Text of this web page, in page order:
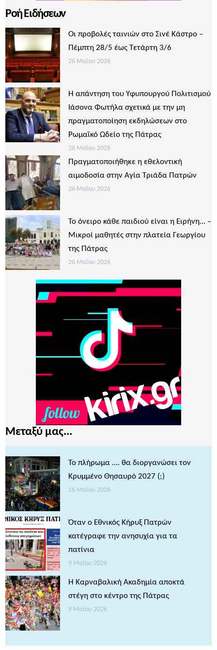
Ροή Ειδήσεων
Οι προβολές ταινιών στο Σινέ Κάστρο –
Πέμπτη 28/5 έως Τετάρτη 3/6
26 Μαΐου 2026
Η απάντηση του Υφυπουργού Πολιτισμού
Ιάσονα Φωτήλα σχετικά με την μη
πραγματοποίηση εκδηλώσεων στο
Ρωμαϊκό Ωδείο της Πάτρας
26 Μαΐου 2026
Πραγματοποιήθηκε η εθελοντική
αιμοδοσία στην Αγία Τριάδα Πατρών
26 Μαΐου 2026
Το όνειρο κάθε παιδιού είναι η Ειρήνη… –
Μικροί μαθητές στην πλατεία Γεωργίου
της Πάτρας
26 Μαΐου 2026
Μεταξύ μας...
Το πλήρωμα …. θα διοργανώσει τον
Κρυμμένο Θησαυρό 2027 (;)
16 Μαΐου 2026
Όταν ο Εθνικός Κήρυξ Πατρών
κατέγραφε την ανησυχία για τα
πατίνια
9 Μαΐου 2026
Η Καρναβαλική Ακαδημία αποκτά
στέγη στο κέντρο της Πάτρας
9 Μαΐου 2026